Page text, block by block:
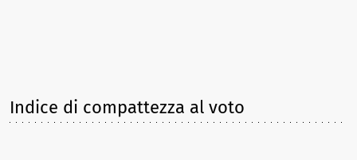
Indice di compattezza al voto